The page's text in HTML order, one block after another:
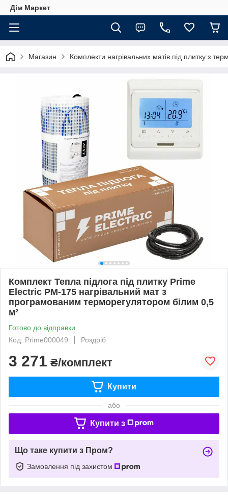
Дім Маркет
Магазин Комплекти нагрівальних матів під плитку з
Комплект Тепла підлога під плитку Prime
Electric PM-175 нагрівальний мат з
програмованим терморегулятором білим 0,5
м²
Готово до відправки
Код: Prime000049
Роздріб
3 271 ₴/комплект
Купити
або
Купити з
Що таке купити з Пром?
Замовлення під захистом